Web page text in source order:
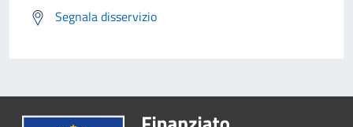
Segnala disservizio